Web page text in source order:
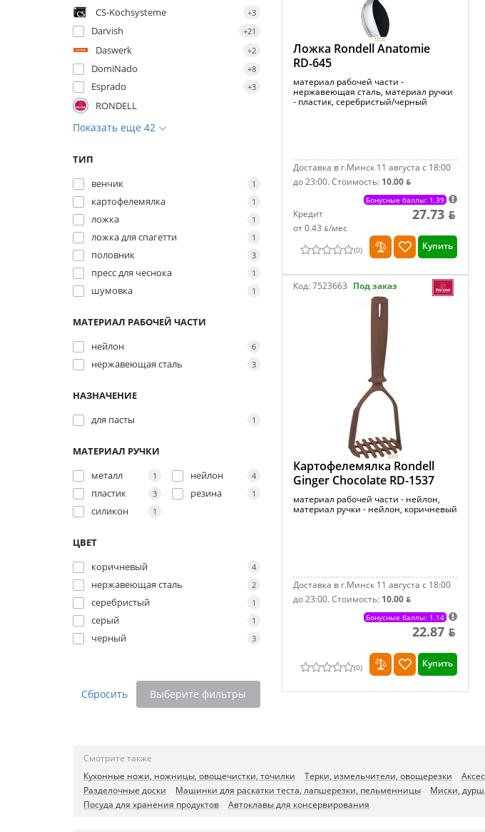
CS-Kochsysteme +3
Darvish +21
Daswerk +2
DomiNado +8
Esprado +3
RONDELL
Показать еще 42
ТИП
венчик
1
картофелемялка 1
ложка 1
ложка для спагетти 1
половник 3
пресс для чеснока 1
шумовка 1
МАТЕРИАЛ РАБОЧЕЙ ЧАСТИ
нейлон
6
нержавеющая сталь 3
НАЗНАЧЕНИЕ
для пасты
1
МАТЕРИАЛ РУЧКИ
металл
1 нейлон 4
пластик 3 резина 1
силикон 1
ЦВЕТ
коричневый
4
нержавеющая сталь 2
серебристый 1
серый 1
черный 3
Сбросить Выберите фильтры
Ложка Rondell Anatomie
RD‑645
материал рабочей части -
нержавеющая сталь, материал ручки
- пластик, серебристый/черный
Доставка в г.Минск 11 августа с 18:00
до 23:00.Стоимость: 10.00 ƃ
Бонусные баллы: 1.39
Кредит
от 0.43 ƃ/мec
27.73 ƃ
(0) Купить
Код:7523663 Под заказ
Картофелемялка Rondell
Ginger Chocolate RD-1537
материал рабочей части - нейлон,
материал ручки - нейлон, коричневый
Доставка в г.Минск 11 августа с 18:00
до 23:00.Стоимость: 10.00 ƃ
Бонусные баллы: 1.14
22.87 ƃ
(0) Купить
Смотрите также
Кухонные ножи, ножницы, овощечистки, точилки
Терки, измельчители, овощерезки
Разделочные доски
Машинки для раскатки теста, лапшерезки, пельменницы Миски,
Посуда для хранения продуктов
Автоклавы для консервирования